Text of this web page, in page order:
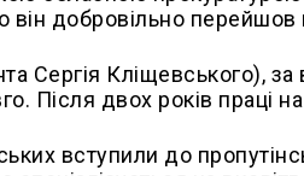
добровільно перейшов
Сергія Кліщевського), за
Після двох років праці на
вступили до